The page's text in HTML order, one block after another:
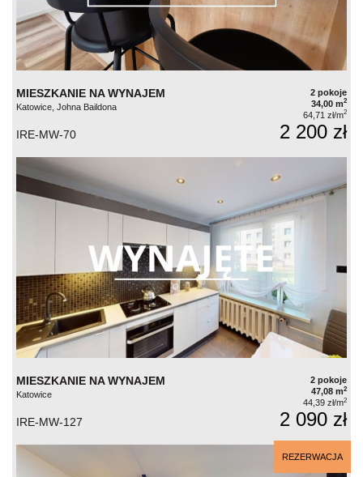
MIESZKANIE NA WYNAJEM
Katowice, Johna Baildona
2 pokoje
34,00 m2
64,71 zł/m2
IRE-MW-70 2 200 zł
MIESZKANIE NA WYNAJEM
Katowice
2 pokoje
47,08 m2
44,39 zł/m2
IRE-MW-127 2 090 zł
REZERWACJA